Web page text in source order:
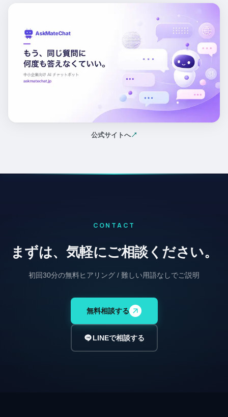
公式サイトへ↗
（新しいタブで開く）
CONTACT
まずは、気軽にご相談ください。
初回30分の無料ヒアリング / 難しい用語なしでご説明
無料相談する
LINEで相談する